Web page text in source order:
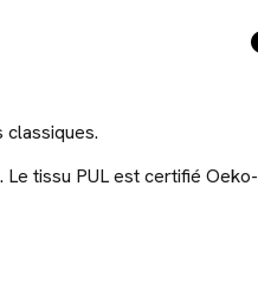
tissu PUL est certifié Oeko-